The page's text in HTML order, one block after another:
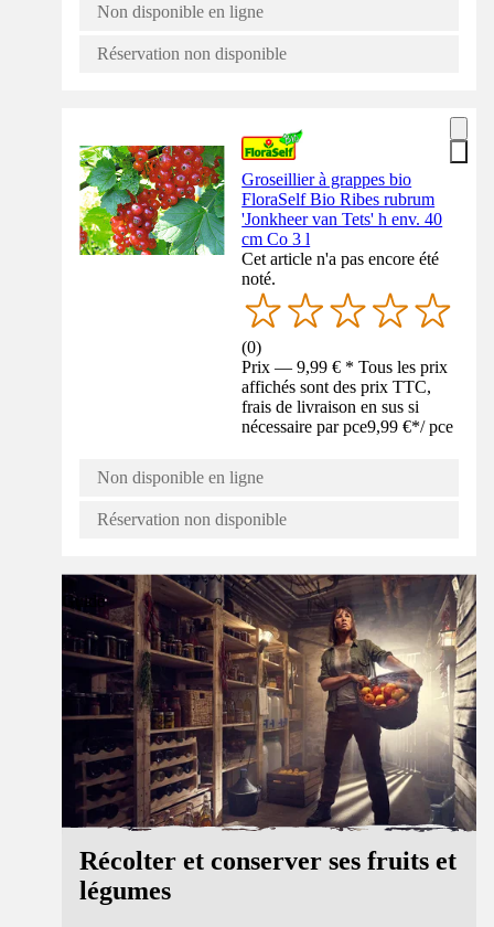
Non disponible en ligne
Réservation non disponible
Groseillier à grappes bio
FloraSelf Bio Ribes rubrum
'Jonkheer van Tets' h env. 40
cm Co 3 l
Cet article n'a pas encore été
noté.
(0)
Prix — 9,99 € * Tous les prix
affichés sont des prix TTC,
frais de livraison en sus si
nécessaire par pce9,99 €*/ pce
Non disponible en ligne
Réservation non disponible
Guide
Récolter et conserver ses fruits et
légumes